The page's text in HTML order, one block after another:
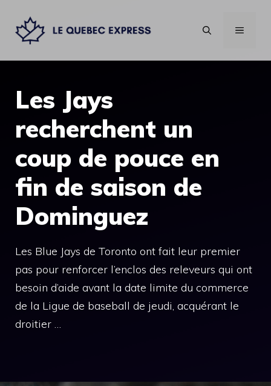
contenu
MENU
Les Jays
recherchent un
coup de pouce en
fin de saison de
Dominguez
Les Blue Jays de Toronto ont fait leur premier
pas pour renforcer l’enclos des releveurs qui ont
besoin d’aide avant la date limite du commerce
de la Ligue de baseball de jeudi, acquérant le
droitier …